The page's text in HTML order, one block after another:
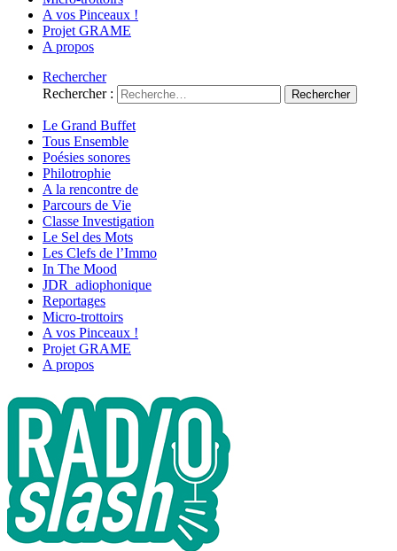
A vos Pinceaux !
Projet GRAME
A propos
Rechercher
Rechercher :
Le Grand Buffet
Tous Ensemble
Poésies sonores
Philotrophie
A la rencontre de
Parcours de Vie
Classe Investigation
Le Sel des Mots
Les Clefs de l’Immo
In The Mood
JDR_adiophonique
Reportages
Micro-trottoirs
A vos Pinceaux !
Projet GRAME
A propos